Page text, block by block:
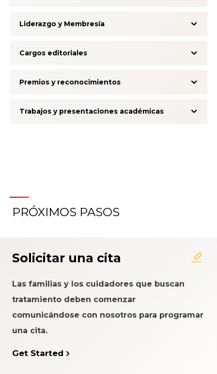
Liderazgo y Membresía
Cargos editoriales
Premios y reconocimientos
Trabajos y presentaciones académicas
Acerca del Sistema de
del Paciente
PRÓXIMOS PASOS
Solicitar una cita
Las familias y los cuidadores que buscan
tratamiento deben comenzar
comunicándose con nosotros para programar
una cita.
Get Started